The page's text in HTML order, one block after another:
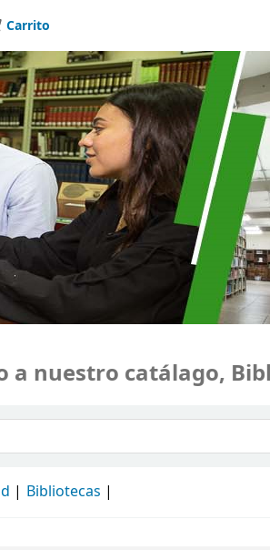
Carrito
nuestro catálago,
Bibliotecas